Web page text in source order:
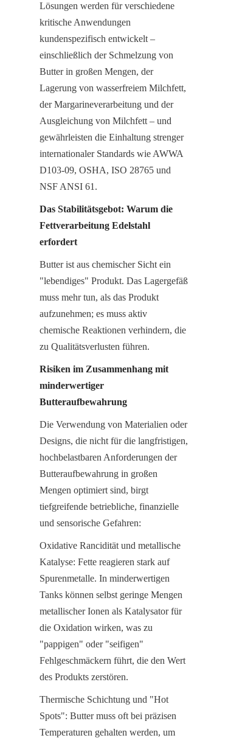
Lösungen werden für verschiedene
kritische Anwendungen
kundenspezifisch entwickelt –
einschließlich der Schmelzung von
Butter in großen Mengen, der
Lagerung von wasserfreiem Milchfett,
der Margarineverarbeitung und der
Ausgleichung von Milchfett – und
gewährleisten die Einhaltung strenger
internationaler Standards wie AWWA
D103-09, OSHA, ISO 28765 und
NSF ANSI 61.
Das Stabilitätsgebot: Warum die
Fettverarbeitung Edelstahl
erfordert
Butter ist aus chemischer Sicht ein
"lebendiges" Produkt. Das Lagergefäß
muss mehr tun, als das Produkt
aufzunehmen; es muss aktiv
chemische Reaktionen verhindern, die
zu Qualitätsverlusten führen.
Risiken im Zusammenhang mit
minderwertiger
Butteraufbewahrung
Die Verwendung von Materialien oder
Designs, die nicht für die langfristigen,
hochbelastbaren Anforderungen der
Butteraufbewahrung in großen
Mengen optimiert sind, birgt
tiefgreifende betriebliche, finanzielle
und sensorische Gefahren:
Oxidative Rancidität und metallische
Katalyse: Fette reagieren stark auf
Spurenmetalle. In minderwertigen
Tanks können selbst geringe Mengen
metallischer Ionen als Katalysator für
die Oxidation wirken, was zu
"pappigen" oder "seifigen"
Fehlgeschmäckern führt, die den Wert
des Produkts zerstören.
Thermische Schichtung und "Hot
Spots": Butter muss oft bei präzisen
Temperaturen gehalten werden, um